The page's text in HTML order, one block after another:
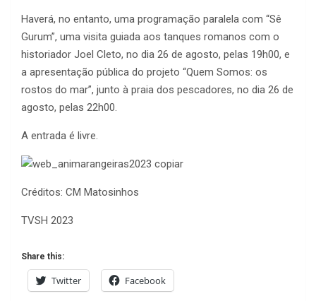
Haverá, no entanto, uma programação paralela com “Sê
Gurum”, uma visita guiada aos tanques romanos com o
historiador Joel Cleto, no dia 26 de agosto, pelas 19h00, e
a apresentação pública do projeto “Quem Somos: os
rostos do mar”, junto à praia dos pescadores, no dia 26 de
agosto, pelas 22h00.
A entrada é livre.
Créditos: CM Matosinhos
TVSH 2023
Share this:
Twitter Facebook